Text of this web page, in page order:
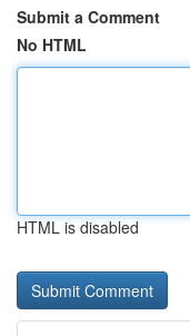
Submit a Comment
No HTML
HTML is disabled